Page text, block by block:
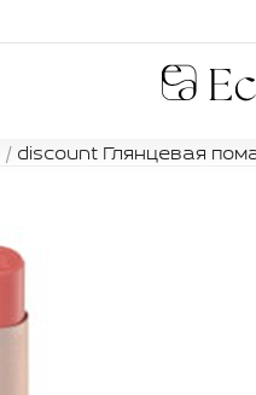
/ discount Глянцевая